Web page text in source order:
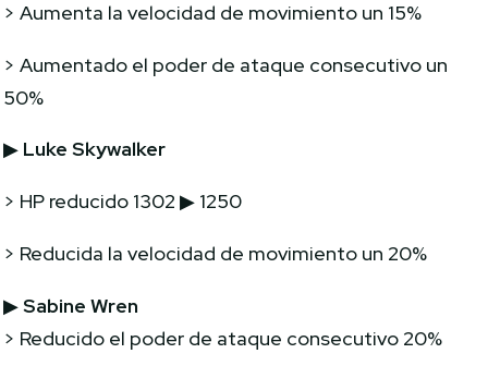
> Aumenta la velocidad de movimiento un 15%
> Aumentado el poder de ataque consecutivo un
50%
▶ Luke Skywalker
> HP reducido 1302 ▶ 1250
> Reducida la velocidad de movimiento un 20%
▶Sabine Wren
> Reducido el poder de ataque consecutivo 20%